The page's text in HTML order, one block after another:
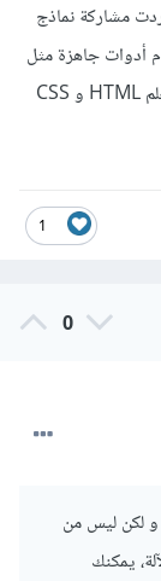
مشاركة نماذج
أدوات جاهزة مثل
Streamlit أو Flask لعرض النماذج دون الحاجة لتعلم HTML و CSS
1
0
لكن ليس من
يمكنك